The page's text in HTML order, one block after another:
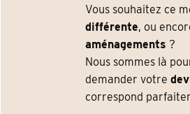
Vous souhaitez ce
différente, ou
aménagements ?
Nous sommes là
demander votre
correspond